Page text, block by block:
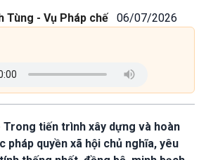
Tùng - Vụ Pháp chế 06/07/2026
Trong tiến trình xây dựng và hoàn
pháp quyền xã hội chủ nghĩa, yêu